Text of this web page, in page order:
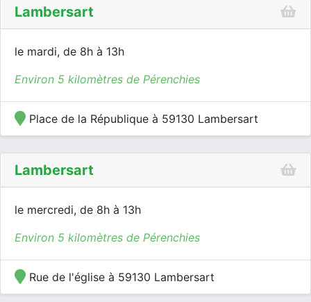
Lambersart
le mardi, de 8h à 13h
Environ 5 kilomètres de Pérenchies
Place de la République à 59130 Lambersart
Lambersart
le mercredi, de 8h à 13h
Environ 5 kilomètres de Pérenchies
Rue de l'église à 59130 Lambersart